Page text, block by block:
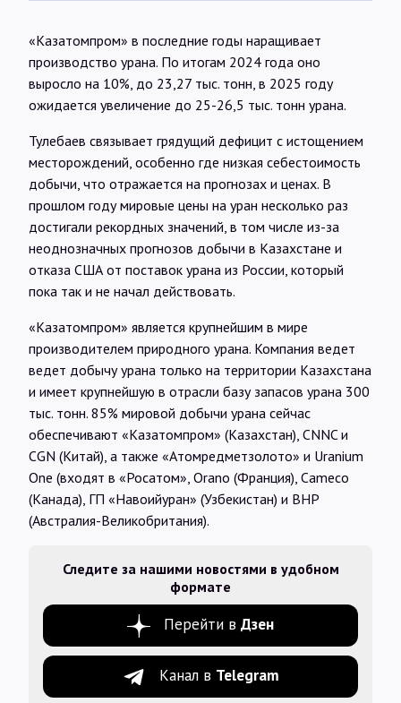
«Казатомпром» в последние годы наращивает
производство урана. По итогам 2024 года оно
выросло на 10%, до 23,27 тыс. тонн, в 2025 году
ожидается увеличение до 25-26,5 тыс. тонн урана.
Тулебаев связывает грядущий дефицит с истощением
месторождений, особенно где низкая себестоимость
добычи, что отражается на прогнозах и ценах. В
прошлом году мировые цены на уран несколько раз
достигали рекордных значений, в том числе из-за
неоднозначных прогнозов добычи в Казахстане и
отказа США от поставок урана из России, который
пока так и не начал действовать.
«Казатомпром» является крупнейшим в мире
производителем природного урана. Компания ведет
ведет добычу урана только на территории Казахстана
и имеет крупнейшую в отрасли базу запасов урана 300
тыс. тонн. 85% мировой добычи урана сейчас
обеспечивают «Казатомпром» (Казахстан), CNNC и
CGN (Китай), а также «Атомредметзолото» и Uranium
One (входят в «Росатом», Orano (Франция), Cameco
(Канада), ГП «Навоийуран» (Узбекистан) и BHP
(Австралия-Великобритания).
Следите за нашими новостями в удобном
формате
Перейти в Дзен
Канал в Telegram